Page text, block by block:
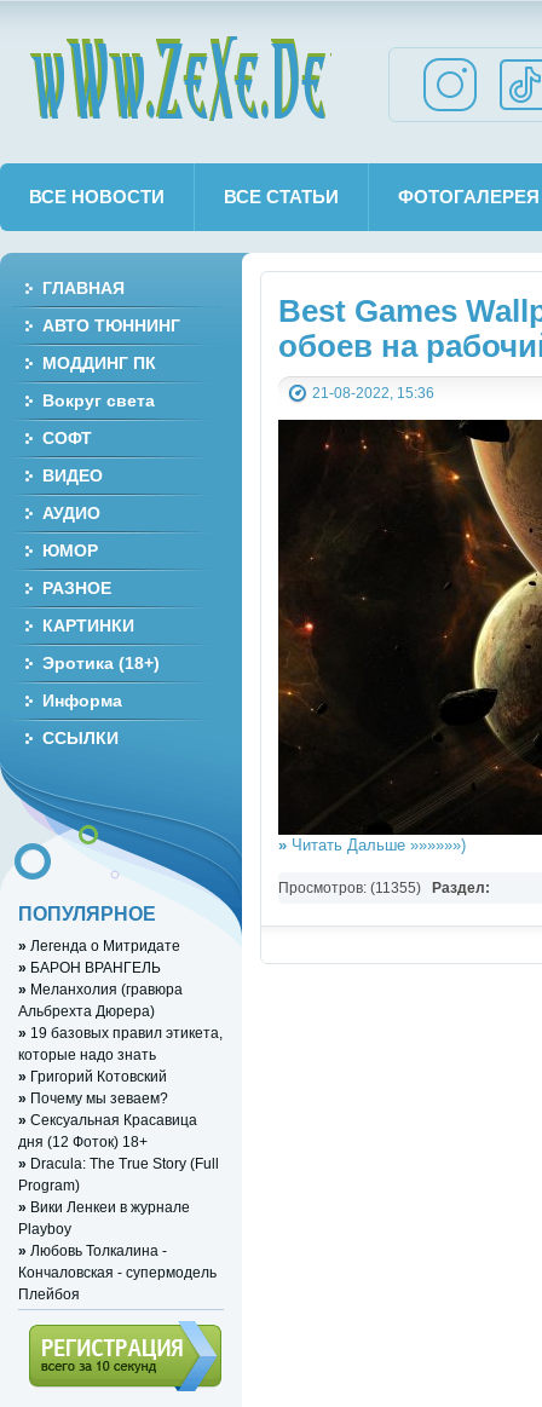
ВСЕ НОВОСТИ ВСЕ СТАТЬИ ФОТОГАЛЕРЕЯ
Best Games
обоев на
21-08-2022, 15:36
» Читать Дальше »»»»»»)
Просмотров: (11355)
Раздел:
ГЛАВНАЯ
АВТО ТЮННИНГ
МОДДИНГ ПК
Вокруг света
СОФТ
ВИДЕО
АУДИО
ЮМОР
РАЗНОЕ
КАРТИНКИ
Эротика (18+)
Информа
ССЫЛКИ
ПОПУЛЯРНОЕ
» Легенда о Митридате
» БАРОН ВРАНГЕЛЬ
» Меланхолия (гравюра
Альбрехта Дюрера)
» 19 базовых правил этикета,
которые надо знать
» Григорий Котовский
» Почему мы зеваем?
» Сексуальная Красавица
дня (12 Фоток) 18+
» Dracula: The True Story (Full
Program)
» Вики Ленкеи в журнале
Playboy
» Любовь Толкалина -
Кончаловская - супермодель
Плейбоя